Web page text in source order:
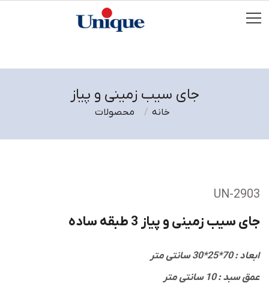
جای سیب زمینی و پیاز
محصولات خانه
UN-2903
جای سیب زمینی و پیاز 3 طبقه ساده
ابعاد : 70*25*30 سانتی متر
عمق سبد : 10 سانتی متر